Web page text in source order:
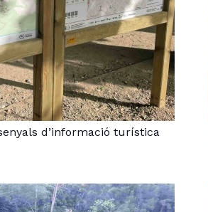
d’informació turística